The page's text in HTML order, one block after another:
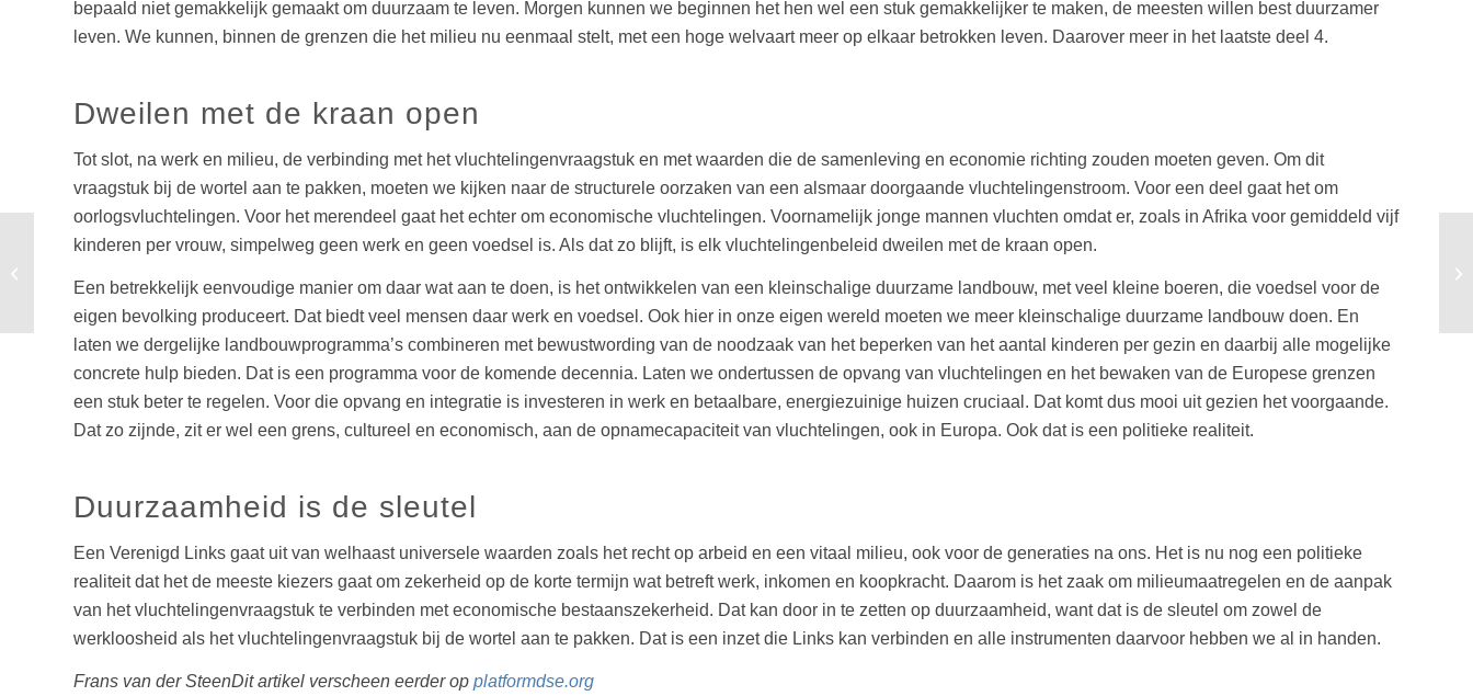
bepaald niet gemakkelijk gemaakt om duurzaam te leven. Morgen kunnen we beginnen het hen wel een stuk gemakkelijker te maken, de meesten willen best duurzamer
leven. We kunnen, binnen de grenzen die het milieu nu eenmaal stelt, met een hoge welvaart meer op elkaar betrokken leven. Daarover meer in het laatste deel 4.
Dweilen met de kraan open
Tot slot, na werk en milieu, de verbinding met het vluchtelingenvraagstuk en met waarden die de samenleving en economie richting zouden moeten geven. Om dit
vraagstuk bij de wortel aan te pakken, moeten we kijken naar de structurele oorzaken van een alsmaar doorgaande vluchtelingenstroom. Voor een deel gaat het om
oorlogsvluchtelingen. Voor het merendeel gaat het echter om economische vluchtelingen. Voornamelijk jonge mannen vluchten omdat er, zoals in Afrika voor gemiddeld vijf
kinderen per vrouw, simpelweg geen werk en geen voedsel is. Als dat zo blijft, is elk vluchtelingenbeleid dweilen met de kraan open.
Een betrekkelijk eenvoudige manier om daar wat aan te doen, is het ontwikkelen van een kleinschalige duurzame landbouw, met veel kleine boeren, die voedsel voor de
eigen bevolking produceert. Dat biedt veel mensen daar werk en voedsel. Ook hier in onze eigen wereld moeten we meer kleinschalige duurzame landbouw doen. En
laten we dergelijke landbouwprogramma’s combineren met bewustwording van de noodzaak van het beperken van het aantal kinderen per gezin en daarbij alle mogelijke
concrete hulp bieden. Dat is een programma voor de komende decennia. Laten we ondertussen de opvang van vluchtelingen en het bewaken van de Europese grenzen
een stuk beter te regelen. Voor die opvang en integratie is investeren in werk en betaalbare, energiezuinige huizen cruciaal. Dat komt dus mooi uit gezien het voorgaande.
Dat zo zijnde, zit er wel een grens, cultureel en economisch, aan de opnamecapaciteit van vluchtelingen, ook in Europa. Ook dat is een politieke realiteit.
Duurzaamheid is de sleutel
Een Verenigd Links gaat uit van welhaast universele waarden zoals het recht op arbeid en een vitaal milieu, ook voor de generaties na ons. Het is nu nog een politieke
realiteit dat het de meeste kiezers gaat om zekerheid op de korte termijn wat betreft werk, inkomen en koopkracht. Daarom is het zaak om milieumaatregelen en de aanpak
van het vluchtelingenvraagstuk te verbinden met economische bestaanszekerheid. Dat kan door in te zetten op duurzaamheid, want dat is de sleutel om zowel de
werkloosheid als het vluchtelingenvraagstuk bij de wortel aan te pakken. Dat is een inzet die Links kan verbinden en alle instrumenten daarvoor hebben we al in handen.
Frans van der SteenDit artikel verscheen eerder op platformdse.org
Hoe kan (loopbaan) begeleiding
samenleving?